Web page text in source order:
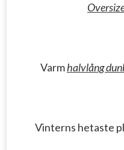
Varmhalvlång
Vinterns hetaste